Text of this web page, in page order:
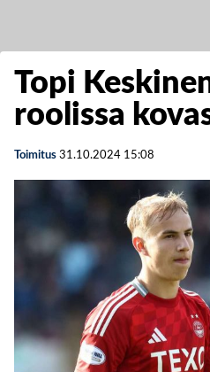
Topi
roolissa
Toimitus 31.10.2024 15:08